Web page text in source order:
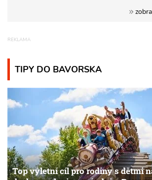
TIPY DO BAVORSKA
Top výletní cíl pro rodiny s dětmi